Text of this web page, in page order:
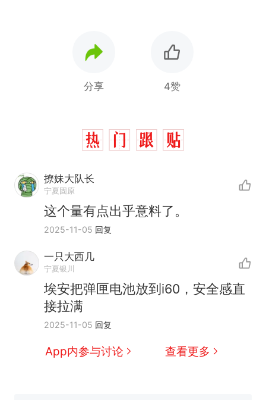
分享 4赞
撩妹大队长
宁夏固原
这个量有点出乎意料了。
2025-11-05 回复
一只大西几
宁夏银川
埃安把弹匣电池放到i60，安全感直
接拉满
2025-11-05 回复
App内参与讨论 查看更多
热 那个在床头放菜刀的女孩，
因老师一句“跟我回家”改写了
交5060元才肯搬上楼！女子傻
眼了……
十多万人报名的考试，成绩全